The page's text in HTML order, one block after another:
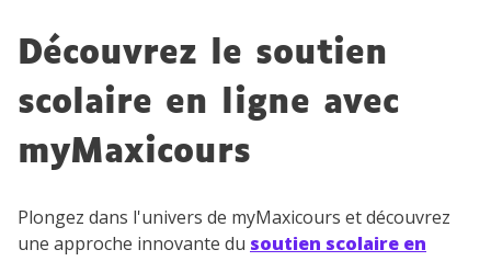
Découvrez le soutien
scolaire en ligne avec
myMaxicours
Plongez dans l'univers de myMaxicours et découvrez
une approche innovante du soutien scolaire en